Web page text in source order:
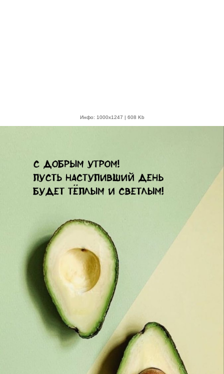
Инфо: 1000х1247 | 608 Kb